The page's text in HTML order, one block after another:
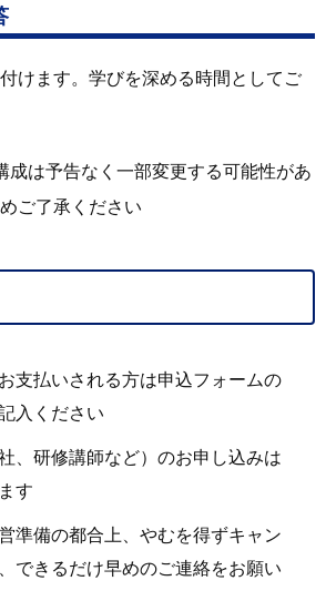
けます。学びを深める時間としてご
成は予告なく一部変更する可能性があ
ご了承ください
支払いされる方は申込フォームの
入ください
、研修講師など）のお申し込みは
す
準備の都合上、やむを得ずキャン
できるだけ早めのご連絡をお願い